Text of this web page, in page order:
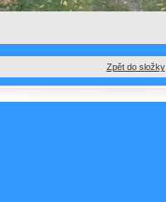
Zpět do složky